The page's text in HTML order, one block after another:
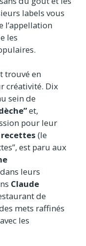
labels vous
l’appellation
les
trouvé en
créativité. Dix
sein de
et,
pour leur
(le
est paru aux
leurs
Claude
de
mets raffinés
les